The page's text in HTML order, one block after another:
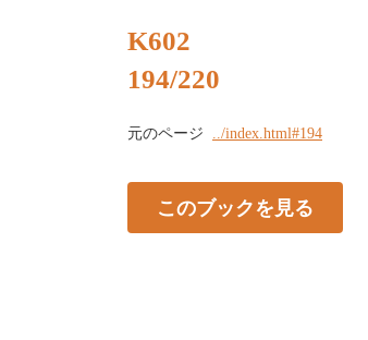
K602
194/220
元のページ ../index.html#194
このブックを見る